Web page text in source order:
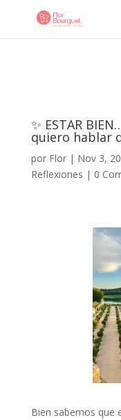
✨ ESTAR
quiero hablar
por Flor| Nov 3,
Reflexiones | 0
Bien sabemos que